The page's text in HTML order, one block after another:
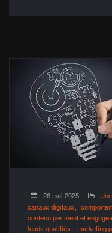
26 mai 2025
canaux digitaux
contenu pertinent et
leads qualifiés
marketing